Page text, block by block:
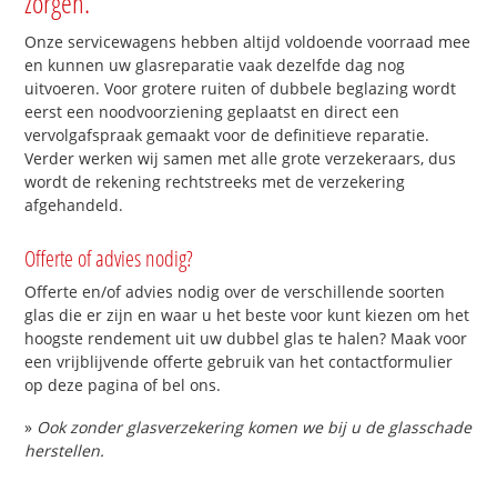
Onze servicewagens hebben altijd voldoende voorraad mee
en kunnen uw glasreparatie vaak dezelfde dag nog
uitvoeren. Voor grotere ruiten of dubbele beglazing wordt
eerst een noodvoorziening geplaatst en direct een
vervolgafspraak gemaakt voor de definitieve reparatie.
Verder werken wij samen met alle grote verzekeraars, dus
wordt de rekening rechtstreeks met de verzekering
afgehandeld.
Offerte of advies nodig?
Offerte en/of advies nodig over de verschillende soorten
glas die er zijn en waar u het beste voor kunt kiezen om het
hoogste rendement uit uw dubbel glas te halen? Maak voor
een vrijblijvende offerte gebruik van het contactformulier
op deze pagina of bel ons.
» Ook zonder glasverzekering komen we bij u de glasschade
herstellen.